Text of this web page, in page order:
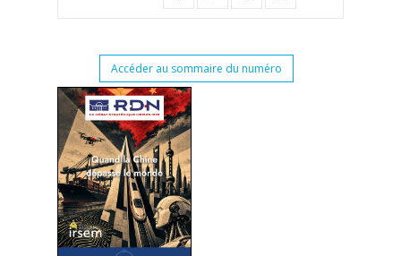
Accéder au sommaire du numéro